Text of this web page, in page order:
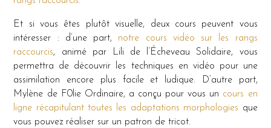
Et si vous êtes plutôt visuelle, deux cours peuvent vous
intéresser : d’une part, notre cours vidéo sur les rangs
raccourcis, animé par Lili de l’Écheveau Solidaire, vous
permettra de découvrir les techniques en vidéo pour une
assimilation encore plus facile et ludique. D’autre part,
Mylène de F0lie Ordinaire, a conçu pour vous un cours en
ligne récapitulant toutes les adaptations morphologies que
vous pouvez réaliser sur un patron de tricot.